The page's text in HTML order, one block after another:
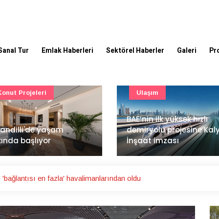
Tur Emlak Haberleri Sektörel Haberler Galeri
ilk yüksek hızlı
projesine Kalyon
imzası
Mimarlık ve mühendislik
projeleri e-PYS ile dijital
ortama taşınacak
Güncel
en fazla' havalimanlarından oldu